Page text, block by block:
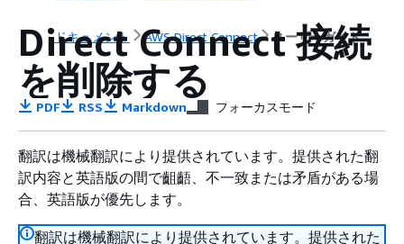
ドキュメント AWS Direct Connect ユーザーガイド
Direct Connect 接続
を削除する
PDF RSS Markdown フォーカスモード
翻訳は機械翻訳により提供されています。提供された翻
訳内容と英語版の間で齟齬、不一致または矛盾がある場
合、英語版が優先します。
翻訳は機械翻訳により提供されています。提供された